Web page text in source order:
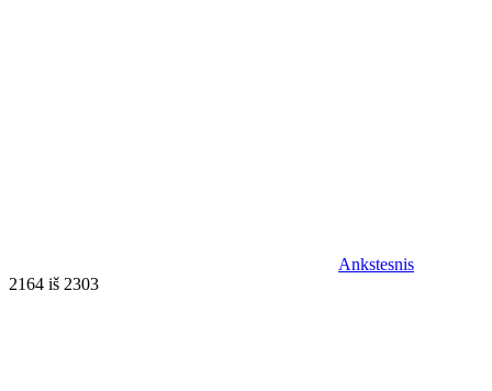
Ankstesnis
2164 iš 2303